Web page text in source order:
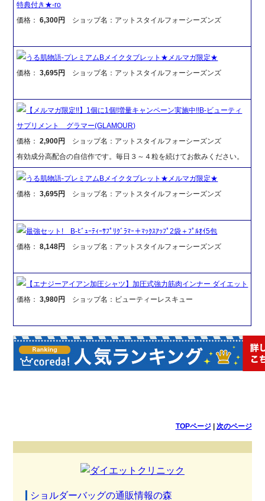
特典付き★-ro
価格：6,300円 ショップ名：アットスタイルフォーシーズンズ
うる肌物語-プレミアムBメイクタブレット★メルマガ限定★
価格：3,695円 ショップ名：アットスタイルフォーシーズンズ
【メルマガ限定!!】1個に1個!増量キャンペーン実施中!!B-ビューティ
サプリメント グラマー(GLAMOUR)
価格：2,900円
ショップ名：アットスタイルフォーシーズンズ
有効成分高配合の自信作です。毎日３～４粒を続けてお飲みください。
うる肌物語-プレミアムBメイクタブレット★メルマガ限定★
価格：3,695円 ショップ名：アットスタイルフォーシーズンズ
最強セット! B-ﾋﾞｭｰﾃｨｰｻﾌﾟﾘｸﾞﾗﾏｰ＋ﾏｯｸｽｱｯﾌﾟ2袋＋ﾌﾟﾙｵｲ5包
価格：8,148円 ショップ名：アットスタイルフォーシーズンズ
【エナジーアイアン加圧シャツ】加圧式強力筋肉インナー ダイエット
価格：3,980円 ショップ名：ビューティーレスキュー
TOPページ| 次のページ
ショルダーバッグの通販情報の森